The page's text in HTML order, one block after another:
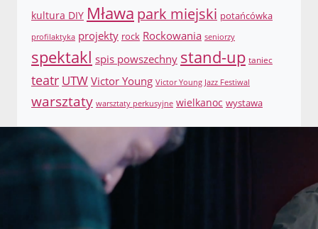
kultura DIY Mława park miejski potańcówka
profilaktyka projekty rock Rockowania seniorzy
spektakl spis powszechny stand-up taniec
teatr UTW Victor Young Victor Young Jazz Festiwal
warsztaty warsztaty perkusyjne wielkanoc wystawa